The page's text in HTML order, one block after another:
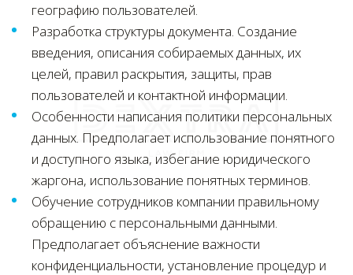
географию пользователей.
Разработка структуры документа. Создание
введения, описания собираемых данных, их
целей, правил раскрытия, защиты, прав
пользователей и контактной информации.
Особенности написания политики персональных
данных. Предполагает использование понятного
и доступного языка, избегание юридического
жаргона, использование понятных терминов.
Обучение сотрудников компании правильному
обращению с персональными данными.
Предполагает объяснение важности
конфиденциальности, установление процедур и